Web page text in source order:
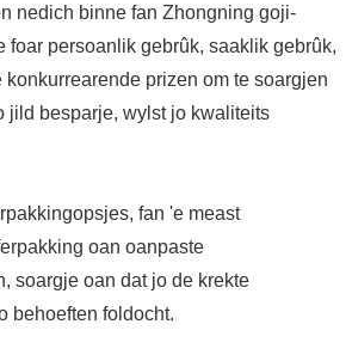
nedich binne fan Zhongning goji-
foar persoanlik gebrûk, saaklik gebrûk,
prizen om te soargjen
jild besparje, wylst jo kwaliteits
fan 'e meast
oan oanpaste
soargje oan dat jo de krekte
behoeften foldocht.